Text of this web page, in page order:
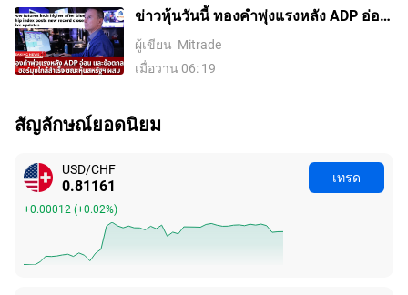
เฟดที่ลดลง
ข่าวหุ้นวันนี้ ทองคำพุ่งแรงหลัง ADP อ่อน
และข้อตกลงฮอร์มุซใกล้สำเร็จ ขณะหุ้น
สหรัฐฯ ผสม
ผู้เขียน Mitrade
เมื่อวาน 06: 19
สัญลักษณ์ยอดนิยม
USD/CHF
0.81161
+0.00012 (+0.02%)
เทรด